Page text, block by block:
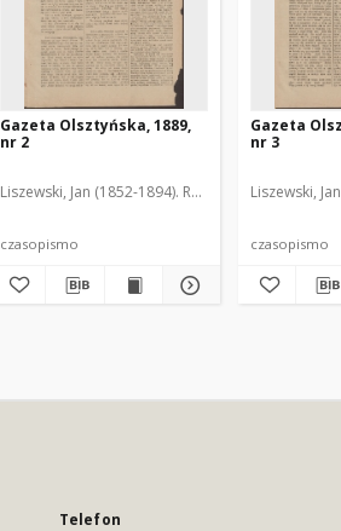
Gazeta Olsztyńska, 1889,
nr 2
Liszewski, Jan (1852-1894). Red.
czasopismo
Gazeta
nr 3
Liszewski,
czasopismo
Telefon